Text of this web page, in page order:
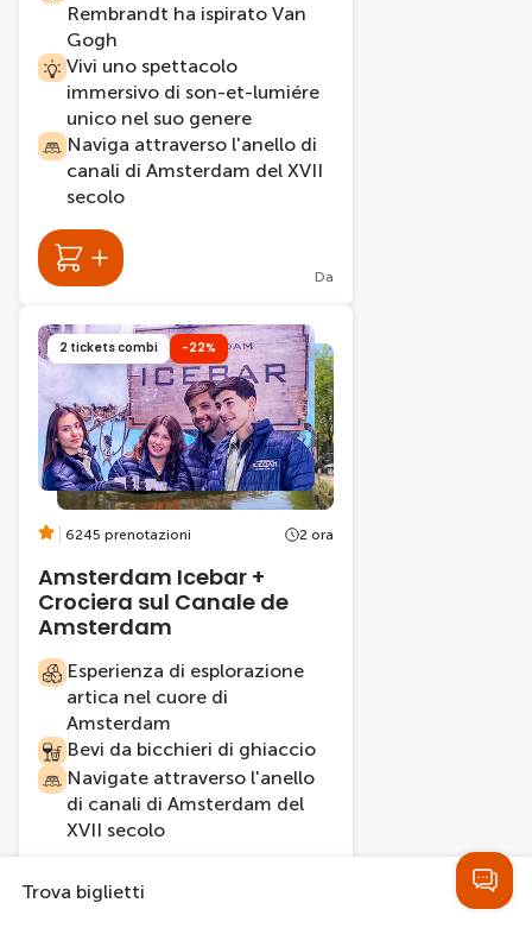
Rembrandt ha ispirato Van
Gogh
Vivi uno spettacolo
immersivo di son-et-lumiére
unico nel suo genere
Naviga attraverso l'anello di
canali di Amsterdam del XVII
secolo
Da
2 tickets combi -22%
6245 prenotazioni 2 ora
Amsterdam Icebar +
Crociera sul Canale de
Amsterdam
Esperienza di esplorazione
artica nel cuore di
Amsterdam
Bevi da bicchieri di ghiaccio
Navigate attraverso l'anello
di canali di Amsterdam del
XVII secolo
Trova biglietti